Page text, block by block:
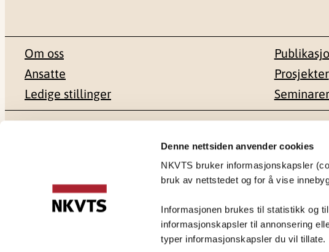
Denne nettsiden anvender cookies
NKVTS bruker informasjonskapsler
bruk av nettstedet og for å vise
Informasjonen brukes til statistikk og
informasjonskapsler til annonsering
typer informasjonskapsler du vil tillate.
Om oss
Ansatte
Ledige stillinger
Prosjekter
0409 Oslo
Besøksadresse
Gullhaugveien 1-3